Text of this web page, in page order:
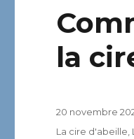
la
Publié
20 novembre
Catégories
La cire d'abeille